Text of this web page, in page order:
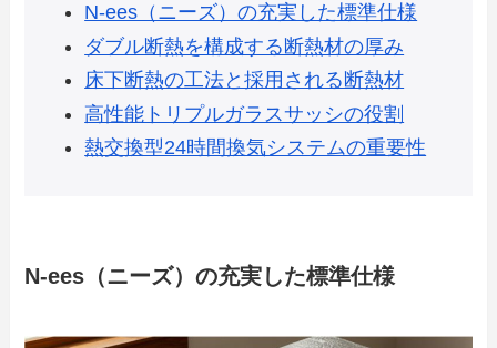
N-ees（ニーズ）の充実した標準仕様
ダブル断熱を構成する断熱材の厚み
床下断熱の工法と採用される断熱材
高性能トリプルガラスサッシの役割
熱交換型24時間換気システムの重要性
N-ees（ニーズ）の充実した標準仕様